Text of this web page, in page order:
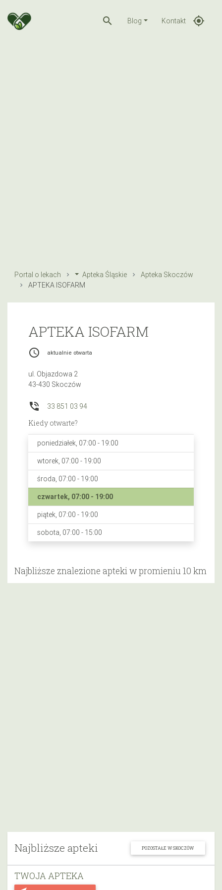
search Blog Kontakt gps_fixed
Portal o lekach Apteka Śląskie
Apteka Skoczów
APTEKA ISOFARM
Najbliższe apteki POZOSTAŁE W SKOCZÓW
TWOJA APTEKA
APTEKA ISOFARM
access_time aktualnie otwarta
ul. Objazdowa 2
43-430 Skoczów
phone_in_talk 33 851 03 94
Kiedy otwarte?
poniedziałek, 07:00 - 19:00
wtorek, 07:00 - 19:00
środa, 07:00 - 19:00
czwartek, 07:00 - 19:00
piątek, 07:00 - 19:00
sobota, 07:00 - 15:00
Najbliższe znalezione apteki w promieniu 10 km